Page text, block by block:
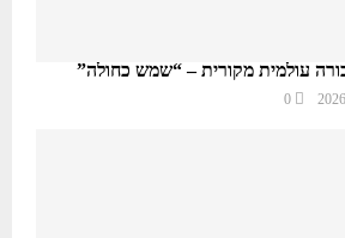
עולמית מקורית – “שמש כחולה”
0